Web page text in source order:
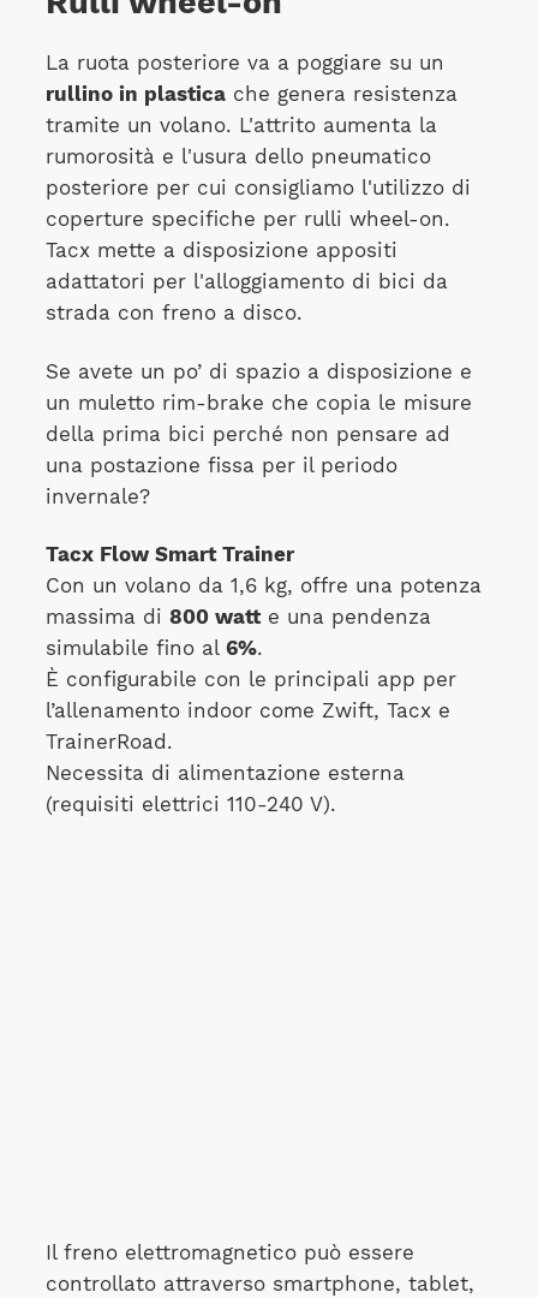
La ruota posteriore va a poggiare su un
rullino in plasticache genera resistenza
tramite un volano. L'attrito aumenta la
rumorosità e l'usura dello pneumatico
posteriore per cui consigliamo l'utilizzo di
coperture specifiche per rulli wheel-on.
Tacx mette a disposizione appositi
adattatori per l'alloggiamento di bici da
strada con freno a disco.
Se avete un po’ di spazio a disposizione e
un muletto rim-brake che copia le misure
della prima bici perché non pensare ad
una postazione fissa per il periodo
invernale?
Tacx Flow Smart Trainer
Con un volano da 1,6 kg, offre una potenza
massima di 800 watte una pendenza
simulabile fino al 6%.
È configurabile con le principali app per
l’allenamento indoor come Zwift, Tacx e
TrainerRoad.
Necessita di alimentazione esterna
(requisiti elettrici 110-240 V).
Il freno elettromagnetico può essere
controllato attraverso smartphone, tablet,